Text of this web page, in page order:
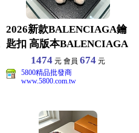
2026新款BALENCIAGA鑰
匙扣 高版本BALENCIAGA
1474元 會員 674元
5800精品批發商
www.5800.com.tw